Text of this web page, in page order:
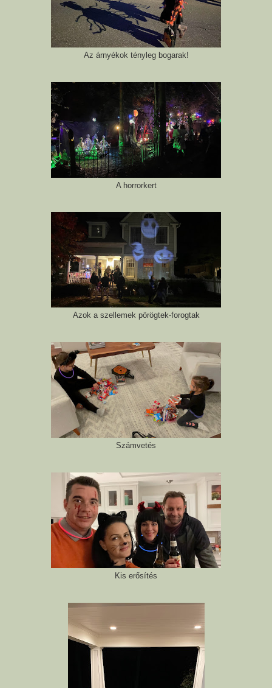
Az árnyékok tényleg bogarak!
A horrorkert
Azok a szellemek pörögtek-forogtak
Számvetés
Kis erősítés